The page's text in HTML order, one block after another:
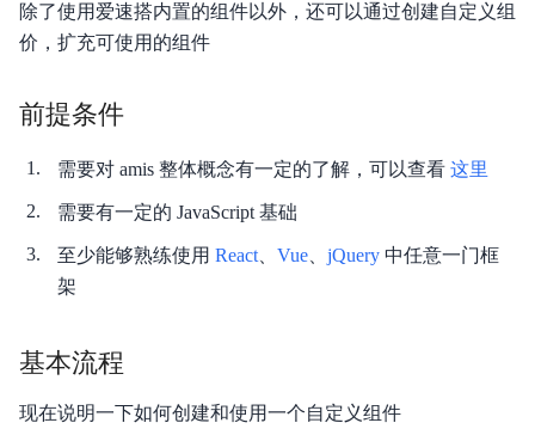
代
码
台
功能更新记录
产品定价
快速入门
除了使用爱速搭内置的组件以外，还可以通过创建自定义组
价，扩充可使用的组件
前提条件
需要对 amis 整体概念有一定的了解，可以查看 这里
需要有一定的 JavaScript 基础
至少能够熟练使用 React Vue jQuery 中任意一门框
架
基本流程
现在说明一下如何创建和使用一个自定义组件